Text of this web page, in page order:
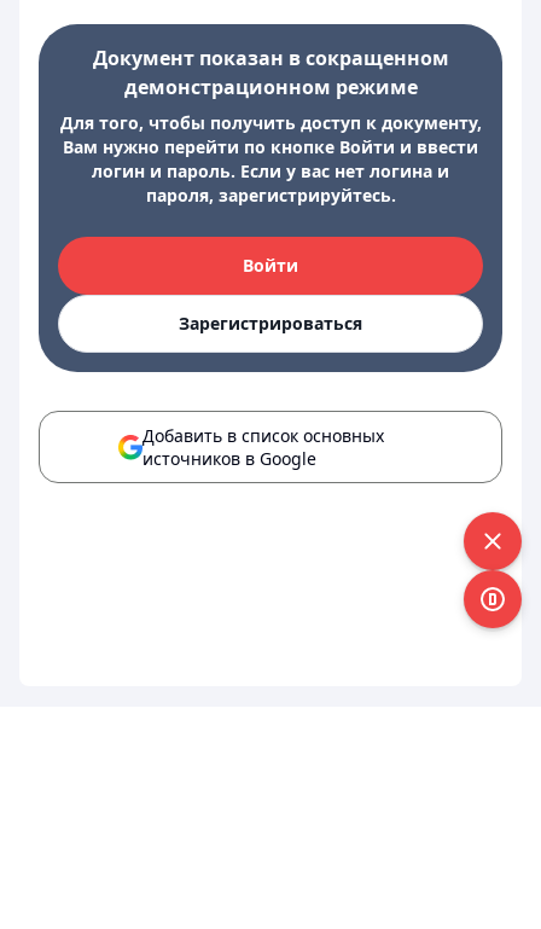
Документ показан в сокращенном
демонстрационном режиме
Для того, чтобы получить доступ к документу,
Вам нужно перейти по кнопке Войти и ввести
логин и пароль. Если у вас нет логина и
пароля, зарегистрируйтесь.
Войти
Зарегистрироваться
Добавить в список основных
источников в Google